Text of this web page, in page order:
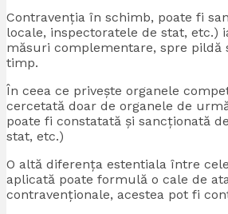
Contravenția în schimb, poate fi
locale, inspectoratele de stat, etc.)
măsuri complementare, spre
timp.
În ceea ce privește organele
cercetată doar de organele de
poate fi constatată și sancționată
stat, etc.)
O altă diferența estentiala între
aplicată poate formulă o cale de
contravenționale, acestea pot fi